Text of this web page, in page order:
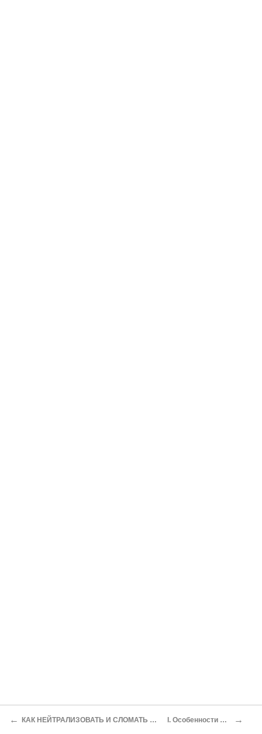
← КАК НЕЙТРАЛИЗОВАТЬ И СЛОМАТЬ ВОЕННУЮ ТАКТИКУ ВРАГА И РАЗНООБРАЗИТЬ И СОВЕРШЕНСТВОВАТЬ НАШУ ТАКТИКУ I. Особенности условий по борьбе с бандитизмом в горах →